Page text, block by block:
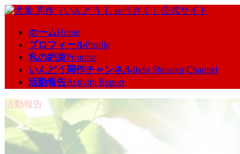
コ
キ
ッ
プ
ナ
に
移
動
ホームHome
プロフィールProfile
私の約束Promise
いんどう周作チャンネルIndo Shusaku Channel
活動報告Activity Report
活動報告